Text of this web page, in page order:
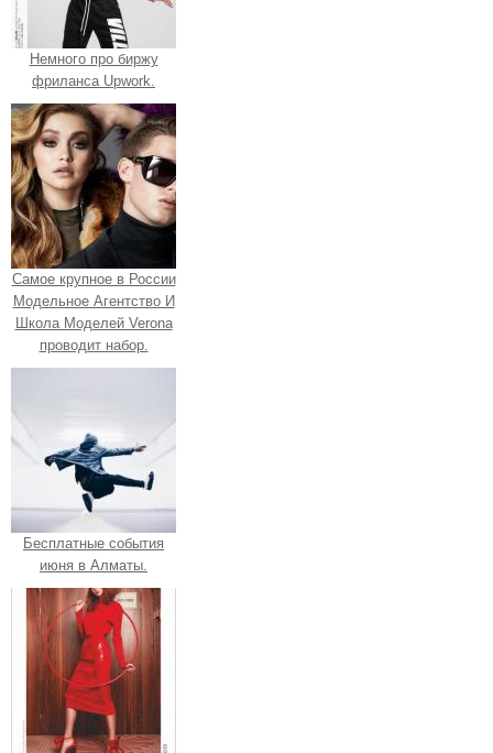
Немного про биржу
фриланса Upwork.
Самое крупное в России
Модельное Агентство И
Школа Моделей Verona
проводит набор.
Бесплатные события
июня в Алматы.